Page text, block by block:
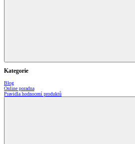
Kategorie
Blog
Online poradna
Pravidla hodnocení produktů